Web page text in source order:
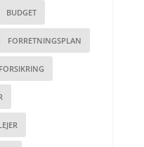
BUDGET
FORRETNINGSPLAN
FORSIKRING